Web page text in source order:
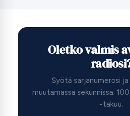
Oletko valmis
Syötä sarjanumerosi
muutamassa sekunnissa.
-takuu.